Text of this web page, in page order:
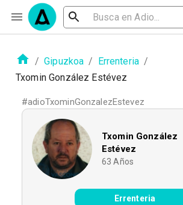
/ Gipuzkoa / Errenteria /
Txomin González Estévez
#adioTxominGonzalezEstevez
Txomin González
Estévez
63 Años
Errenteria